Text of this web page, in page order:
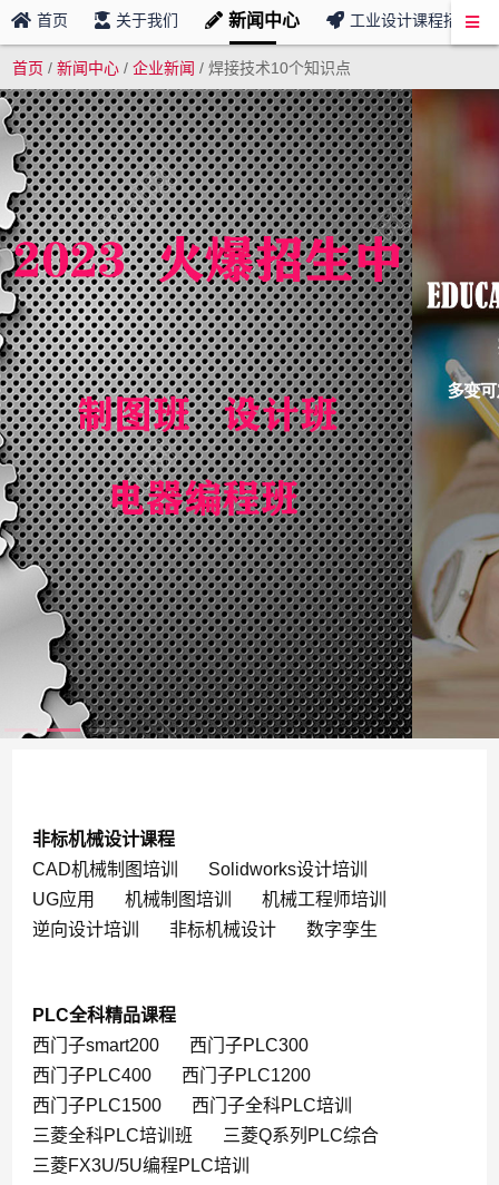
首页 关于我们 新闻中心 工业设计课程招募
首页 /新闻中心 /企业新闻 /焊接技术10个知识点
非标机械设计课程
CAD机械制图培训
Solidworks设计培训
UG应用
机械制图培训
机械工程师培训
逆向设计培训
非标机械设计 数字孪生
PLC全科精品课程
西门子smart200
西门子PLC300
西门子PLC400
西门子PLC1200
西门子PLC1500
西门子全科PLC培训
三菱全科PLC培训班
三菱Q系列PLC综合
三菱FX3U/5U编程PLC培训